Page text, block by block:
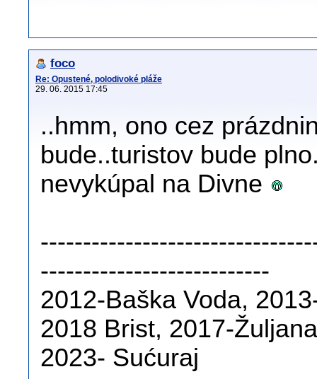
foco
Re: Opustené, polodivoké pláže
29. 06. 2015 17:45
..hmm, ono cez
bude..turistov bude
nevykúpal na Divne
---------------------------
2012-Baška Voda,
2018 Brist, 2017-
2023- Sućuraj